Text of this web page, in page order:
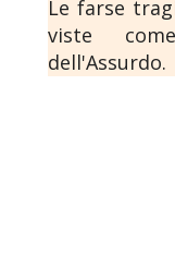
Le farse
viste
dell'Assurdo.